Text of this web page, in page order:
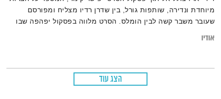
מיוחדת ונדירה, שותפות גורל, בין שדרן רדיו מצליח ומפורסם
שעובר משבר קשה לבין הומלס. הסרט מלווה בפסקול יפהפה שבו
אודיו
הצג עוד